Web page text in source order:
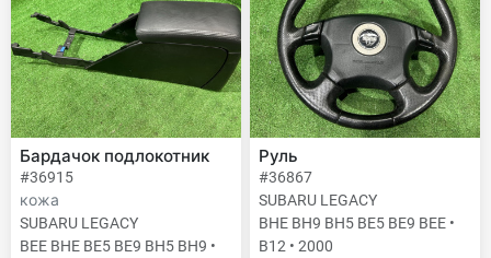
Бардачок подлокотник
#36915
кожа
SUBARU LEGACY
BEE BHE BE5 BE9 BH5 BH9 •
Руль
#36867
SUBARU LEGACY
BHE BH9 BH5 BE5 BE9 BEE •
B12 • 2000